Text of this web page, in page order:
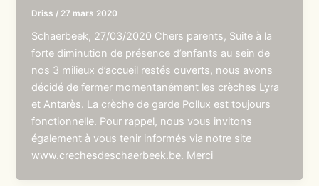
Driss / 27 mars 2020
Schaerbeek, 27/03/2020 Chers parents, Suite à la
forte diminution de présence d’enfants au sein de
nos 3 milieux d’accueil restés ouverts, nous avons
décidé de fermer momentanément les crèches Lyra
et Antarès. La crèche de garde Pollux est toujours
fonctionnelle. Pour rappel, nous vous invitons
également à vous tenir informés via notre site
www.crechesdeschaerbeek.be. Merci